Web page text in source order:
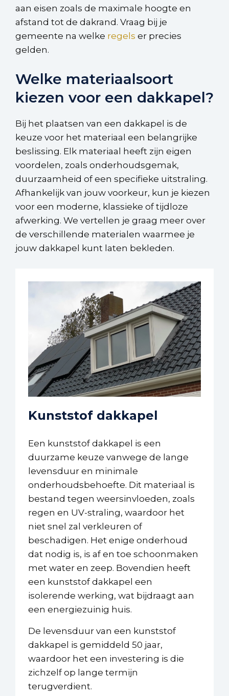
aan eisen zoals de maximale hoogte en
afstand tot de dakrand. Vraag bij je
gemeente na welke regels er precies
gelden.
Welke materiaalsoort
kiezen voor een dakkapel?
Bij het plaatsen van een dakkapel is de
keuze voor het materiaal een belangrijke
beslissing. Elk materiaal heeft zijn eigen
voordelen, zoals onderhoudsgemak,
duurzaamheid of een specifieke uitstraling.
Afhankelijk van jouw voorkeur, kun je kiezen
voor een moderne, klassieke of tijdloze
afwerking. We vertellen je graag meer over
de verschillende materialen waarmee je
jouw dakkapel kunt laten bekleden.
Kunststof dakkapel
Een kunststof dakkapel is een
duurzame keuze vanwege de lange
levensduur en minimale
onderhoudsbehoefte. Dit materiaal is
bestand tegen weersinvloeden, zoals
regen en UV-straling, waardoor het
niet snel zal verkleuren of
beschadigen. Het enige onderhoud
dat nodig is, is af en toe schoonmaken
met water en zeep. Bovendien heeft
een kunststof dakkapel een
isolerende werking, wat bijdraagt aan
een energiezuinig huis.
De levensduur van een kunststof
dakkapel is gemiddeld 50 jaar,
waardoor het een investering is die
zichzelf op lange termijn
terugverdient.